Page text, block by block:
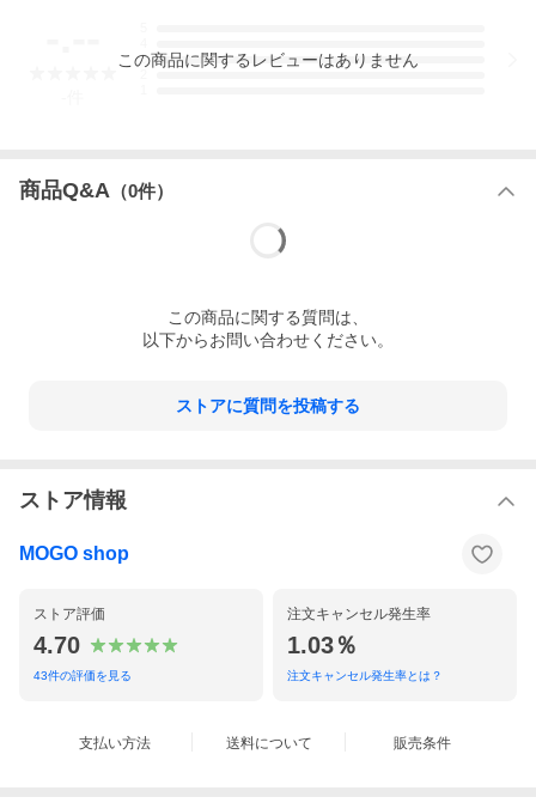
3
この商品に関するレビューはありません
商品Q&A （0件）
この商品に関する質問は、
以下からお問い合わせください。
ストアに質問を投稿する
ストア情報
MOGO shop
ストア評価
4.70
43件の評価を見る
注文キャンセル発生率
1.03％
注文キャンセル発生率とは？
支払い方法 送料について 販売条件